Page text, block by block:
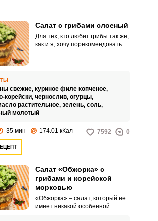
Салат с грибами слоеный
Для тех, кто любит грибы так же,
как и я, хочу порекомендовать
свежие, куриное филе копченое,
корейски, чернослив, огурцы,
растительное, зелень, соль,
молотый
35 мин 174.01 кКал 7592 0
Салат «Обжорка» с
грибами и корейской
морковью
«Обжорка» – салат, который не
имеет никакой особенной